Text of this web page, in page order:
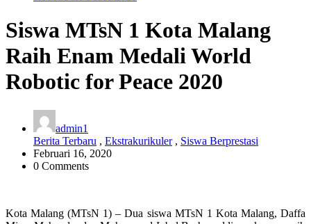
Siswa MTsN 1 Kota Malang
Raih Enam Medali World
Robotic for Peace 2020
admin1
Berita Terbaru , Ekstrakurikuler, Siswa Berprestasi
Februari 16, 2020
0 Comments
Kota Malang (MTsN 1) – Dua siswa MTsN 1 Kota Malang, Daffa